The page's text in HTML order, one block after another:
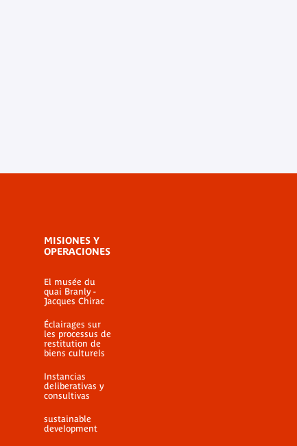
MISIONES Y
OPERACIONES
El musée du
quai Branly -
Jacques Chirac
Éclairages sur
les processus de
restitution de
biens culturels
Instancias
deliberativas y
consultivas
sustainable
development